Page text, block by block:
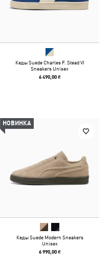
Кеды Suede Charles F. Stead VI
Sneakers Unisex
6 490,00 ₴
НОВИНКА
Кеды Suede Modern Sneakers
Unisex
6 990,00 ₴